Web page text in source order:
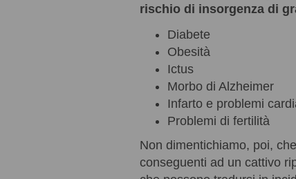
rischio di insorgenza di
Diabete
Obesità
Ictus
Morbo di Alzheimer
Infarto e problemi
Problemi di fertilità
Non dimentichiamo, poi,
conseguenti ad un cattivo